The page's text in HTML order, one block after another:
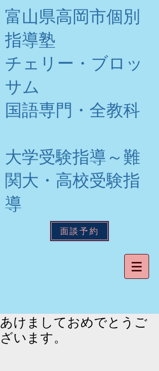
富山県高岡市個別
指導塾
チェリー・ブロッ
サム
​国語専門・全教科
大学受験指導～難
関大・高校受験指
導
面談予約
あけましておめでとうご
ざいます。